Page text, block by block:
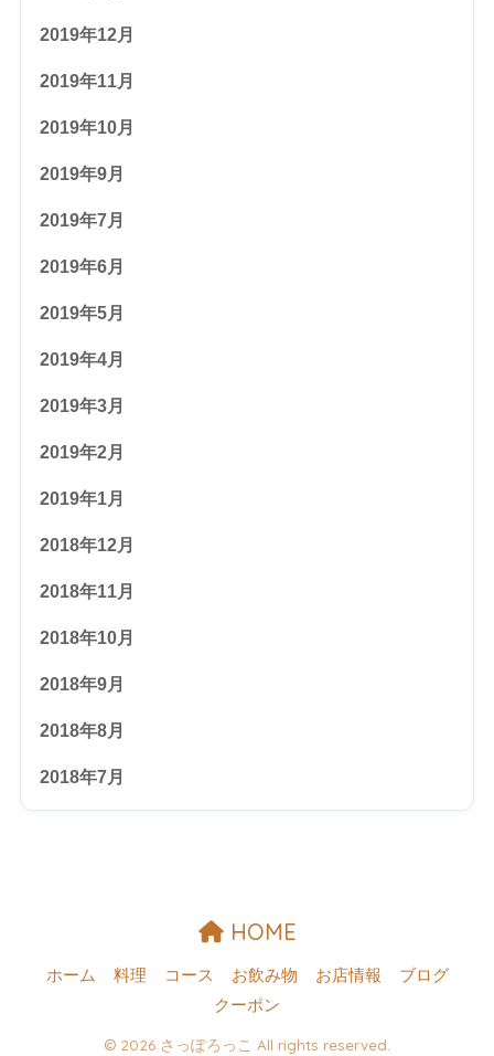
2019年12月
2019年11月
2019年10月
2019年9月
2019年7月
2019年6月
2019年5月
2019年4月
2019年3月
2019年2月
2019年1月
2018年12月
2018年11月
2018年10月
2018年9月
2018年8月
2018年7月
HOME
ホーム 料理 コース お飲み物 お店情報
ブログ
クーポン
© 2026 さっぽろっこ All rights reserved.